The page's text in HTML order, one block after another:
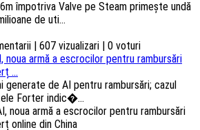
împotriva Valve pe Steam primește undă
de uti...
| 607 vizualizari | 0 voturi
noua armă a escrocilor pentru rambursări
...
generate de AI pentru rambursări; cazul
Forter indic�...